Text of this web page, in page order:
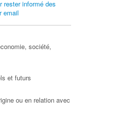
rester informé des
email
société,
et futurs
ou en relation avec